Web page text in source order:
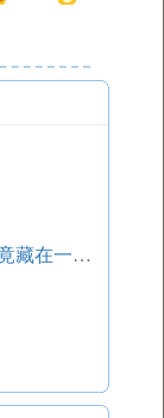
揭秘！蘭州牛肉拉面 200多年祖傳秘方竟藏在一首詩中